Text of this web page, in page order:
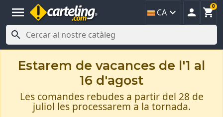
menu CA   
0

Estarem de vacances de l'1 al
16 d'agost
Les comandes rebudes a partir del 28 de
juliol les processarem a la tornada.